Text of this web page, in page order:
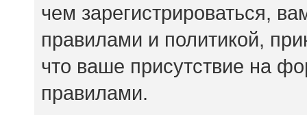
чем зарегистрироваться,
правилами и политикой,
что ваше присутствие на
правилами.